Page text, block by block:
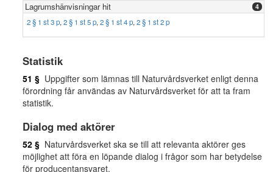
Lagrumshänvisningar hit 4
2 § 1 st 3 p, 2 § 1 st 5 p, 2 § 1 st 4 p, 2 § 1 st 2 p
Statistik
51 § Uppgifter som lämnas till Naturvårdsverket enligt denna
förordning får användas av Naturvårdsverket för att ta fram
statistik.
Dialog med aktörer
52 § Naturvårdsverket ska se till att relevanta aktörer ges
möjlighet att föra en löpande dialog i frågor som har betydelse
för producentansvaret.